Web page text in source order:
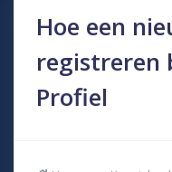
Hoe een
registreren
Profiel